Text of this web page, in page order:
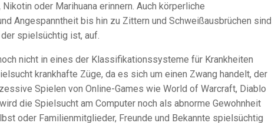
oder Marihuana erinnern. Auch körperliche
Angespanntheit bis hin zu Zittern und Schweißausbrüchen sind
spielsüchtig ist, auf.
nicht in eines der Klassifikationssysteme für Krankheiten
krankhafte Züge, da es sich um einen Zwang handelt, der
Spielen von Online-Games wie World of Warcraft, Diablo
die Spielsucht am Computer noch als abnorme Gewohnheit
oder Familienmitglieder, Freunde und Bekannte spielsüchtig